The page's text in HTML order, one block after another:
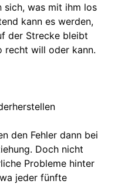
sich, was mit ihm los
kann es werden,
der Strecke bleibt
recht will oder kann.
den Fehler dann bei
Doch nicht
Probleme hinter
jeder fünfte